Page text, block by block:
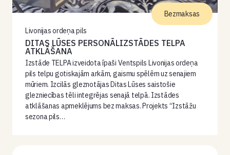
Livonijas ordeņa pils
DITAS LŪSES PERSONĀLIZSTĀDES TELPA
ATKLĀŠANA
Izstāde TELPA izveidota īpaši Ventspils Livonijas ordeņa
pils telpu gotiskajām arkām, gaismu spēlēm uz senajiem
mūriem. Izcilās gleznotājas Ditas Lūses saistošie
glezniecības tēli integrējas senajā telpā. Izstādes
atklāšanas apmeklējums bez maksas. Projekts “Izstāžu
sezona pils…
Bezmaksas